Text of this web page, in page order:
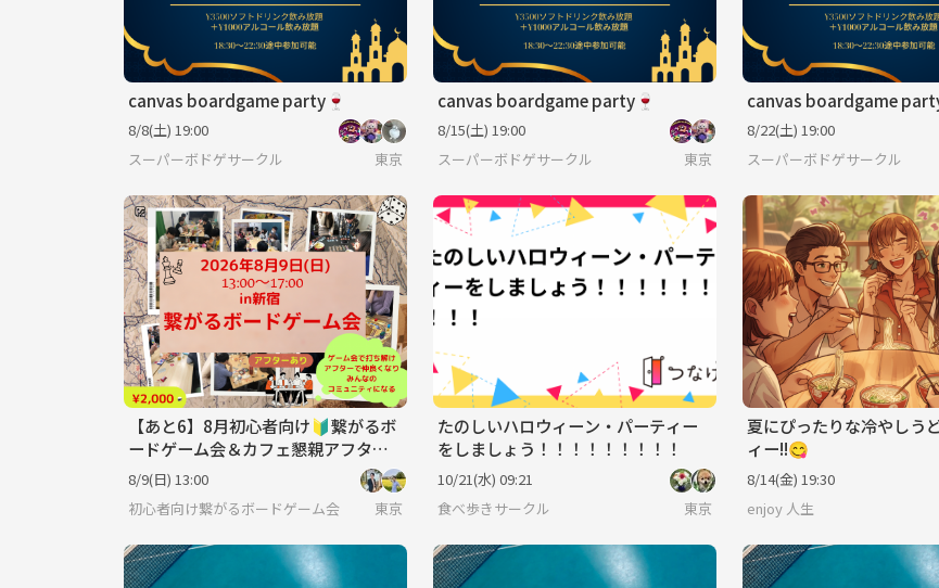
canvas boardgame party🍷
8/8(土) 19:00
スーパーボドゲサークル
東京
canvas boardgame party🍷
8/15(土) 19:00
スーパーボドゲサークル
東京
canvas boardgame
8/22(土) 19:00
スーパーボドゲサークル
【あと6】8月初心者向け🔰繋がるボ
ードゲーム会＆カフェ懇親アフター
付き✨
8/9(日) 13:00
初心者向け繋がるボードゲーム会
東京
たのしいハロウィーン・パーティー
をしましょう！！！！！！！！！
10/21(水) 09:21
食べ歩きサークル
東京
夏にぴったりな冷やしう
ィー!!😋
8/14(金) 19:30
enjoy 人生